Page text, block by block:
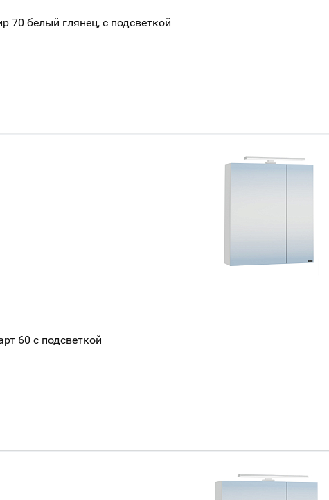
70 белый глянец, с подсветкой
60 с подсветкой